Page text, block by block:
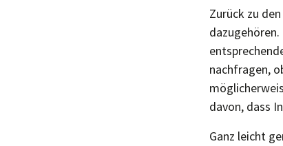
Zurück zu
nachfragen,
davon, dass
Ganz leicht